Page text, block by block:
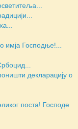
имја Господње!...
декларацију о
поста! Господе